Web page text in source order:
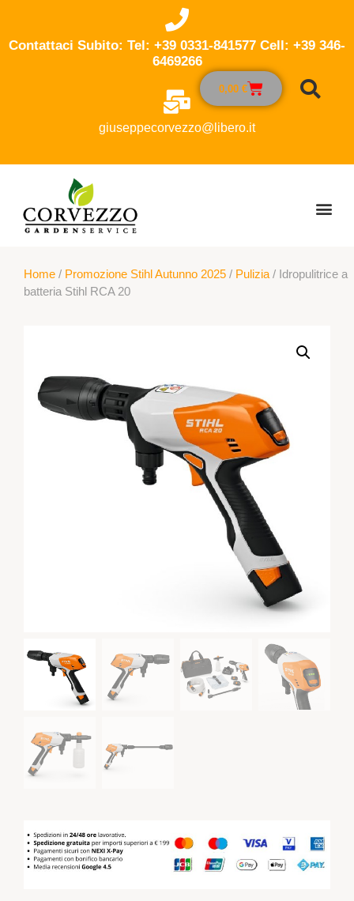
Contattaci Subito: Tel: +39 0331-841577 Cell: +39 346-
6469266
giuseppecorvezzo@libero.it
0,00 €
Home / Promozione Stihl Autunno 2025 / Pulizia / Idropulitrice a
batteria Stihl RCA 20